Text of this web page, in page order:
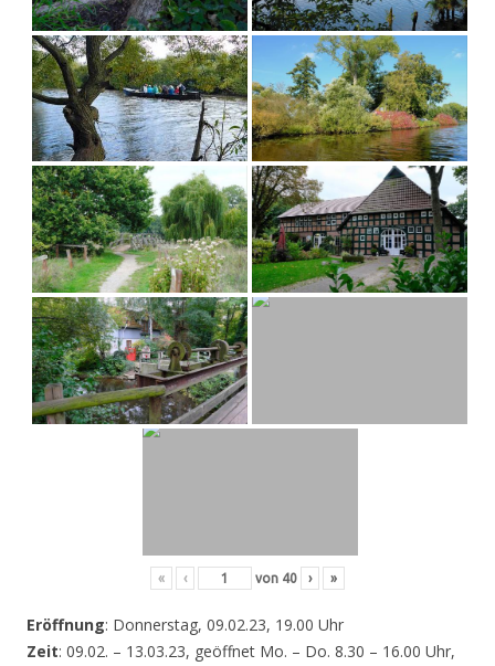
« ‹ von 40 › »
Eröffnung: Donnerstag, 09.02.23, 19.00 Uhr
Zeit: 09.02. – 13.03.23, geöffnet Mo. – Do. 8.30 – 16.00 Uhr,